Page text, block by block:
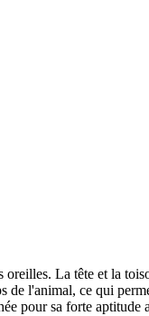
La tête et la
de l'animal, ce qui
pour sa forte aptitude